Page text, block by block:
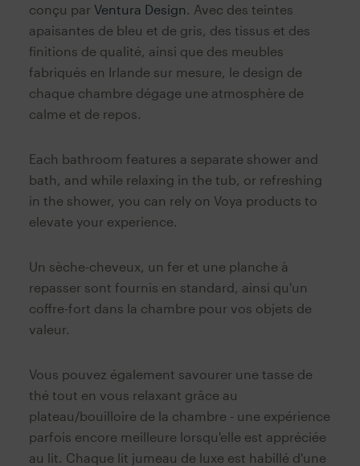
conçu par Ventura Design. Avec des teintes
apaisantes de bleu et de gris, des tissus et des
finitions de qualité, ainsi que des meubles
fabriqués en Irlande sur mesure, le design de
chaque chambre dégage une atmosphère de
calme et de repos.
Each bathroom features a separate shower and
bath, and while relaxing in the tub, or refreshing
in the shower, you can rely on Voya products to
elevate your experience.
Un sèche-cheveux, un fer et une planche à
repasser sont fournis en standard, ainsi qu'un
coffre-fort dans la chambre pour vos objets de
valeur.
Vous pouvez également savourer une tasse de
thé tout en vous relaxant grâce au
plateau/bouilloire de la chambre - une expérience
parfois encore meilleure lorsqu'elle est appréciée
au lit. Chaque lit jumeau de luxe est habillé d'une